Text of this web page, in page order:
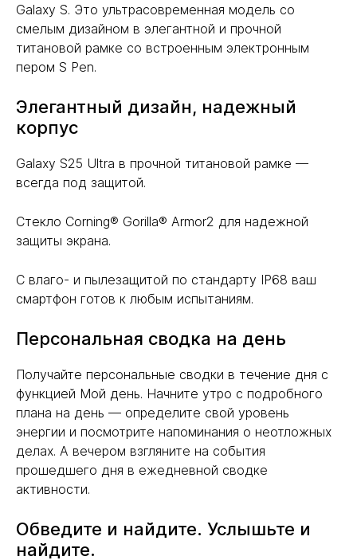
Galaxy S. Это ультрасовременная модель со
смелым дизайном в элегантной и прочной
титановой рамке со встроенным электронным
пером S Pen.
Элегантный дизайн, надежный
корпус
Galaxy S25 Ultra в прочной титановой рамке —
всегда под защитой.
Стекло Corning® Gorilla® Armor2 для надежной
защиты экрана.
С влаго- и пылезащитой по стандарту IP68 ваш
смартфон готов к любым испытаниям.
Персональная сводка на день
Получайте персональные сводки в течение дня с
функцией Мой день. Начните утро с подробного
плана на день — определите свой уровень
энергии и посмотрите напоминания о неотложных
делах. А вечером взгляните на события
прошедшего дня в ежедневной сводке
активности.
Обведите и найдите. Услышьте и
найдите.